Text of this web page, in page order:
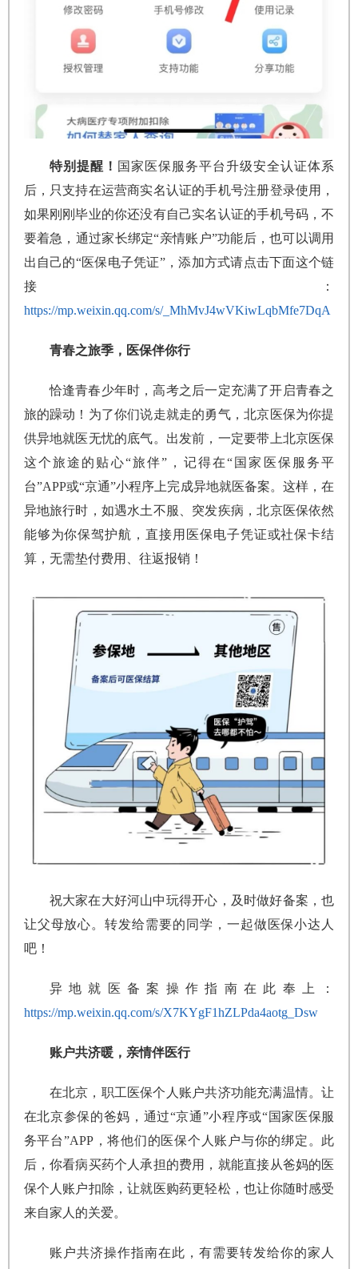
特别提醒！ 国家医保服务平台升级安全认证体系
后，只支持在运营商实名认证的手机号注册登录使用，
如果刚刚毕业的你还没有自己实名认证的手机号码，不
要着急，通过家长绑定“亲情账户”功能后，也可以调用
出自己的“医保电子凭证”，添加方式请点击下面这个链
接：
https://mp.weixin.qq.com/s/_MhMvJ4wVKiwLqbMfe7DqA
青春之旅季，医保伴你行
恰逢青春少年时，高考之后一定充满了开启青春之
旅的躁动！为了你们说走就走的勇气，北京医保为你提
供异地就医无忧的底气。出发前，一定要带上北京医保
这个旅途的贴心“旅伴”，记得在“国家医保服务平
台”APP或“京通”小程序上完成异地就医备案。这样，在
异地旅行时，如遇水土不服、突发疾病，北京医保依然
能够为你保驾护航，直接用医保电子凭证或社保卡结
算，无需垫付费用、往返报销！
祝大家在大好河山中玩得开心，及时做好备案，也
让父母放心。转发给需要的同学，一起做医保小达人
吧！
异地就医备案操作指南在此奉上：
https://mp.weixin.qq.com/s/X7KYgF1hZLPda4aotg_Dsw
账户共济暖，亲情伴医行
在北京，职工医保个人账户共济功能充满温情。让
在北京参保的爸妈，通过“京通”小程序或“国家医保服
务平台”APP，将他们的医保个人账户与你的绑定。此
后，你看病买药个人承担的费用，就能直接从爸妈的医
保个人账户扣除，让就医购药更轻松，也让你随时感受
来自家人的关爱。
账户共济操作指南在此，有需要转发给你的家人